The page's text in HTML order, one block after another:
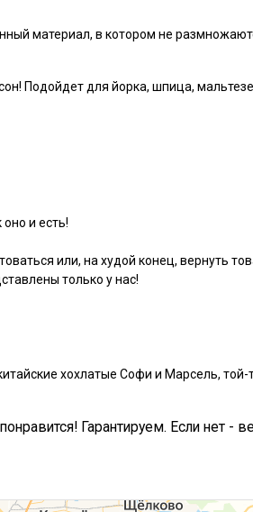
материал, в котором не
Подойдет для йорка, шпица,
и есть!
или, на худой конец, вернуть
только у нас!
хохлатые Софи и Марсель,
Гарантируем. Если нет -